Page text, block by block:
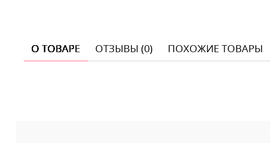
О ТОВАРЕ ОТЗЫВЫ (0) ПОХОЖИЕ ТОВАРЫ